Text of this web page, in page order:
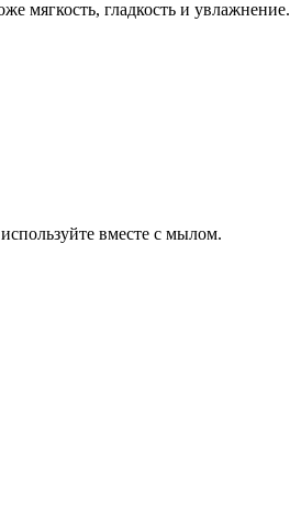
мягкость, гладкость и увлажнение.
вместе с мылом.